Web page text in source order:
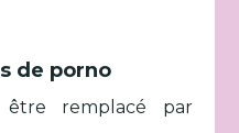
de porno
remplacé par